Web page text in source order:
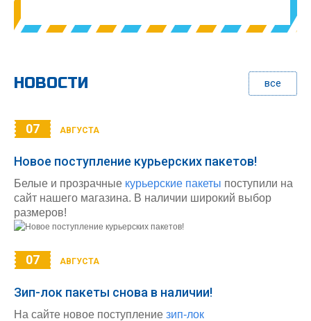
НОВОСТИ все
07 АВГУСТА
Новое поступление курьерских пакетов!
Белые и прозрачные курьерские пакеты поступили на
сайт нашего магазина. В наличии широкий выбор
размеров!
07 АВГУСТА
Зип-лок пакеты снова в наличии!
На сайте новое поступление зип-лок